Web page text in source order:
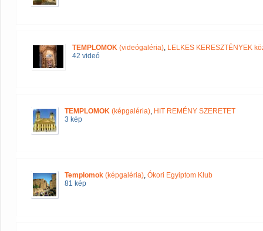
TEMPLOMOK (videógaléria), LELKES KERESZTÉNYEK
42 videó
TEMPLOMOK (képgaléria), HIT REMÉNY SZERETET
3 kép
Templomok (képgaléria), Ókori Egyiptom Klub
81 kép